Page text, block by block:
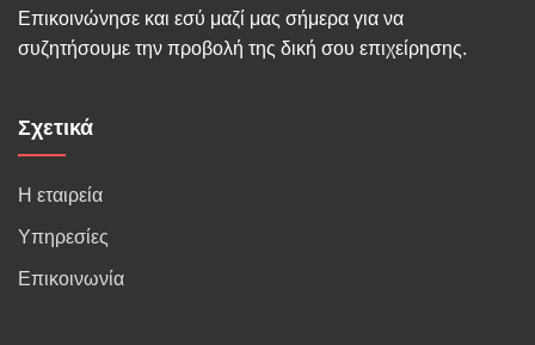
Επικοινώνησε και εσύ μαζί μας σήμερα για να
συζητήσουμε την προβολή της δική σου επιχείρησης.
Σχετικά
Η εταιρεία
Υπηρεσίες
Επικοινωνία